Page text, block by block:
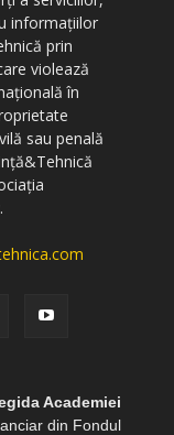
informațiilor
prin
violează
în
sau penală
Academiei
din Fondul